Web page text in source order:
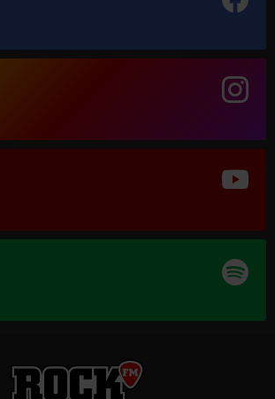
LOUIE ARMSTRONG–THE NEARNESS OF YOU